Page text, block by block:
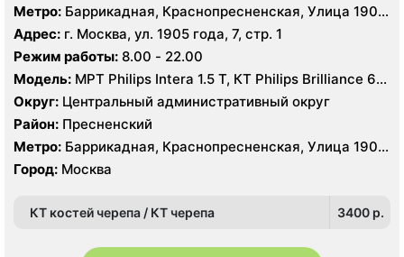
Метро: Баррикадная, Краснопресненская, Улица 1905
года
Адрес: г. Москва, ул. 1905 года, 7, стр. 1
Режим работы: 8.00 - 22.00
Модель: МРТ Philips Intera 1.5 T, КТ Philips Brilliance 64
среза, УЗИ
Округ: Центральный административный округ
Район: Пресненский
Метро: Баррикадная, Краснопресненская, Улица 1905
года
Город: Москва
КТ костей черепа / КТ черепа 3400 p.